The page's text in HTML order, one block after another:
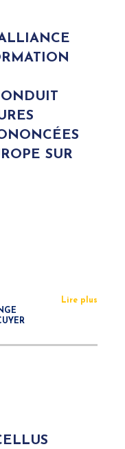
SUR
Lire plus